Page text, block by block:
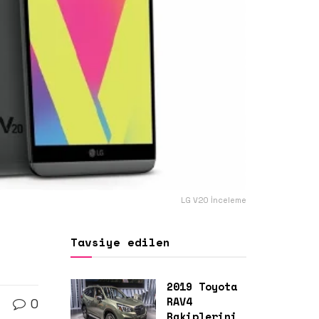
LG V20 İnceleme
0
Tavsiye edilen
2019 Toyota
RAV4